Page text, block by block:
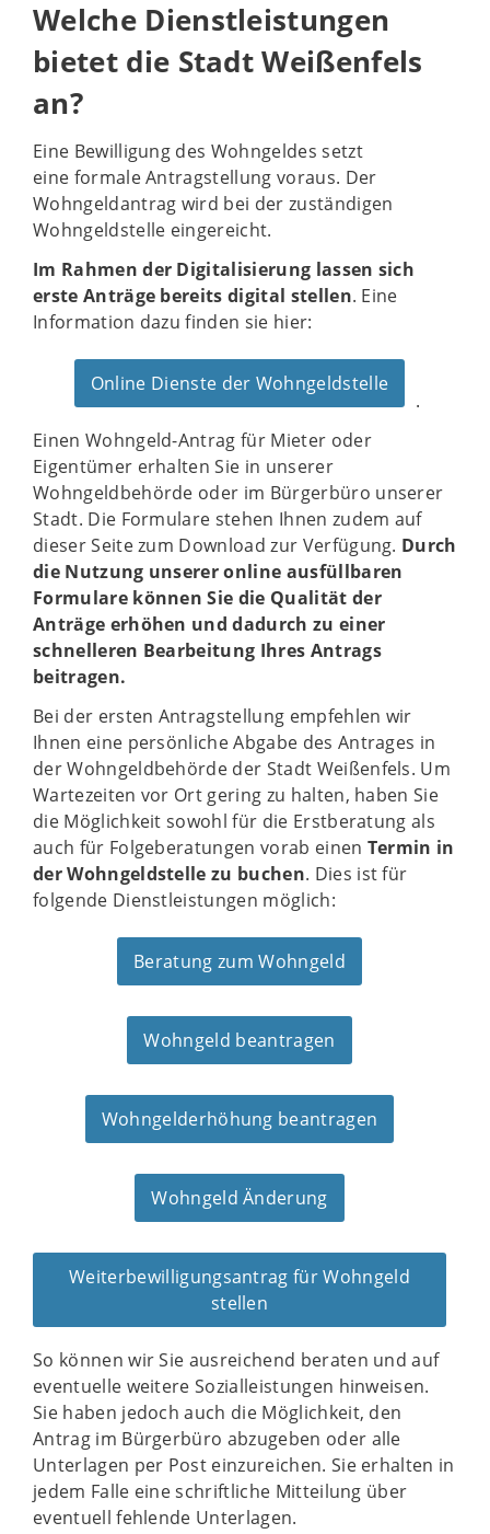
Welche Dienstleistungen
bietet die Stadt Weißenfels
an?
Eine Bewilligung des Wohngeldes setzt
eine formale Antragstellung voraus. Der
Wohngeldantrag wird bei der zuständigen
Wohngeldstelle eingereicht.
Im Rahmen der Digitalisierung lassen sich
erste Anträge bereits digital stellen. Eine
Information dazu finden sie hier:
Online Dienste der Wohngeldstelle
.
Einen Wohngeld-Antrag für Mieter oder
Eigentümer erhalten Sie in unserer
Wohngeldbehörde oder im Bürgerbüro unserer
Stadt. Die Formulare stehen Ihnen zudem auf
dieser Seite zum Download zur Verfügung. Durch
die Nutzung unserer online ausfüllbaren
Formulare können Sie die Qualität der
Anträge erhöhen und dadurch zu einer
schnelleren Bearbeitung Ihres Antrags
beitragen.
Bei der ersten Antragstellung empfehlen wir
Ihnen eine persönliche Abgabe des Antrages in
der Wohngeldbehörde der Stadt Weißenfels. Um
Wartezeiten vor Ort gering zu halten, haben Sie
die Möglichkeit sowohl für die Erstberatung als
auch für Folgeberatungen vorab einen Termin in
der Wohngeldstelle zu buchen. Dies ist für
folgende Dienstleistungen möglich:
Beratung zum Wohngeld
Wohngeld beantragen
Wohngelderhöhung beantragen
Wohngeld Änderung
Weiterbewilligungsantrag für Wohngeld
stellen
So können wir Sie ausreichend beraten und auf
eventuelle weitere Sozialleistungen hinweisen.
Sie haben jedoch auch die Möglichkeit, den
Antrag im Bürgerbüro abzugeben oder alle
Unterlagen per Post einzureichen. Sie erhalten in
jedem Falle eine schriftliche Mitteilung über
eventuell fehlende Unterlagen.